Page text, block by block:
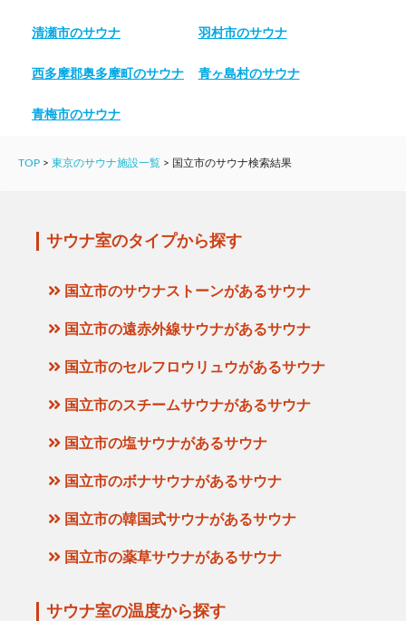
清瀬市のサウナ 羽村市のサウナ
西多摩郡奥多摩町のサウナ 青ヶ島村のサウナ
青梅市のサウナ
TOP > 東京のサウナ施設一覧 > 国立市のサウナ検索結果
サウナ室のタイプから探す
国立市のサウナストーンがあるサウナ
国立市の遠赤外線サウナがあるサウナ
国立市のセルフロウリュウがあるサウナ
国立市のスチームサウナがあるサウナ
国立市の塩サウナがあるサウナ
国立市のボナサウナがあるサウナ
国立市の韓国式サウナがあるサウナ
国立市の薬草サウナがあるサウナ
サウナ室の温度から探す